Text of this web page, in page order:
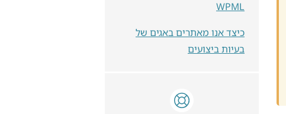
WPML
כיצד אנו מאתרים באגים של
בעיות ביצועים